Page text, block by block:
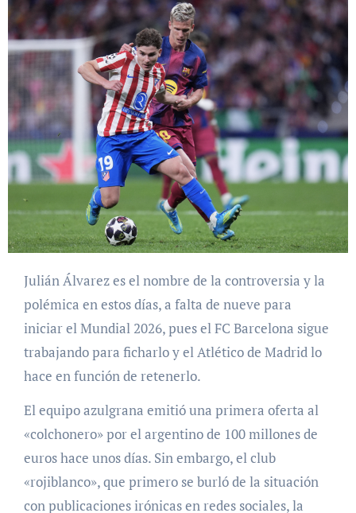
Julián Álvarez es el nombre de la controversia y la
polémica en estos días, a falta de nueve para
iniciar el Mundial 2026, pues el FC Barcelona sigue
trabajando para ficharlo y el Atlético de Madrid lo
hace en función de retenerlo.
El equipo azulgrana emitió una primera oferta al
«colchonero» por el argentino de 100 millones de
euros hace unos días. Sin embargo, el club
«rojiblanco», que primero se burló de la situación
con publicaciones irónicas en redes sociales, la